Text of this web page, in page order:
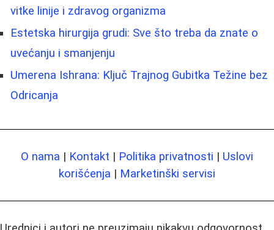
vitke linije i zdravog organizma
Estetska hirurgija grudi: Sve što treba da znate o
uvećanju i smanjenju
Umerena Ishrana: Ključ Trajnog Gubitka Težine bez
Odricanja
O nama | Kontakt | Politika privatnosti | Uslovi
korišćenja | Marketinški servisi